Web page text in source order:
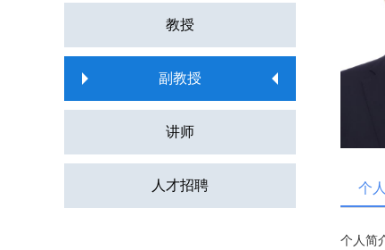
教授
副教授
讲师
人才招聘 个
个人简